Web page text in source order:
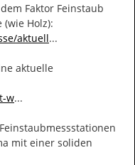
Faktor Feinstaub
aktuell...
aktuelle
wissen/kaminoefen-
...
mit einer soliden